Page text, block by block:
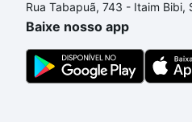
o imóvel dos seus sonhos
conforto. Loft, com você
Rua Tabapuã, 743 - Itaim
Baixe nosso app